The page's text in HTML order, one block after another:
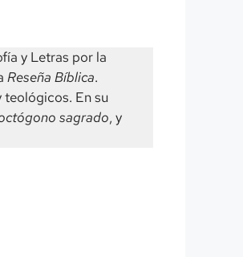
y Letras por la
Reseña Bíblica.
En su
sagrado, y